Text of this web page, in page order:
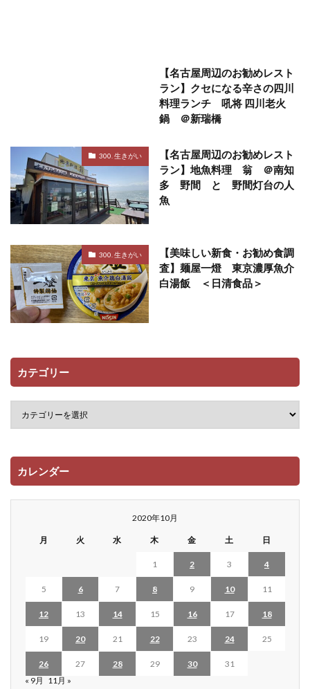
【名古屋周辺のお勧めレスト
ラン】クセになる辛さの四川
料理ランチ 吼将 四川老火
鍋 ＠新瑞橋
300. 生きがい
【名古屋周辺のお勧めレスト
ラン】地魚料理 翁 ＠南知
多 野間 と 野間灯台の人
魚
300. 生きがい
【美味しい新食・お勧め食調
査】麺屋一燈 東京濃厚魚介
白湯飯 ＜日清食品＞
カテゴリー
カレンダー
2020年10月
月 火 水 木 金 土 日
1 2 3 4
5 6 7 8 9 10 11
12 13 14 15 16 17 18
19 20 21 22 23 24 25
26 27 28 29 30
31
« 9月 11月 »